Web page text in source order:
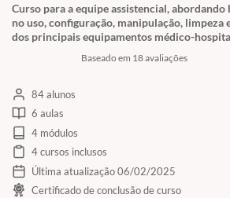
Curso para a equipe assistencial, abordando
no uso, configuração, manipulação, limpeza
dos principais equipamentos médico-
Baseado em 18 avaliações
84 alunos
6 aulas
4 módulos
4 cursos inclusos
Última atualização 06/02/2025
Certificado de conclusão de curso